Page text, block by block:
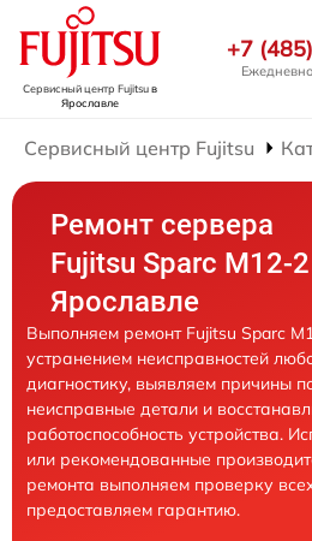
Сервисный центр Fujitsuв
Ярославле
+7
Сервисный центр Fujitsu
Ремонт сервера
Fujitsu Sparc M12-
Ярославле
Выполняем ремонт Fujitsu Sparc
устранением неисправностей
диагностику, выявляем причины
неисправные детали и
работоспособность устройства.
или рекомендованные
ремонта выполняем проверку
предоставляем гарантию.